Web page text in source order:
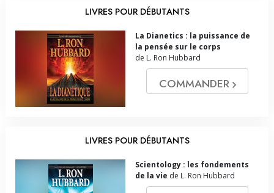
LIVRES POUR DÉBUTANTS
La Dianetics : la puissance de
la pensée sur le corps
de L. Ron Hubbard
COMMANDER
LIVRES POUR DÉBUTANTS
Scientology : les fondements
de la vie de L. Ron Hubbard